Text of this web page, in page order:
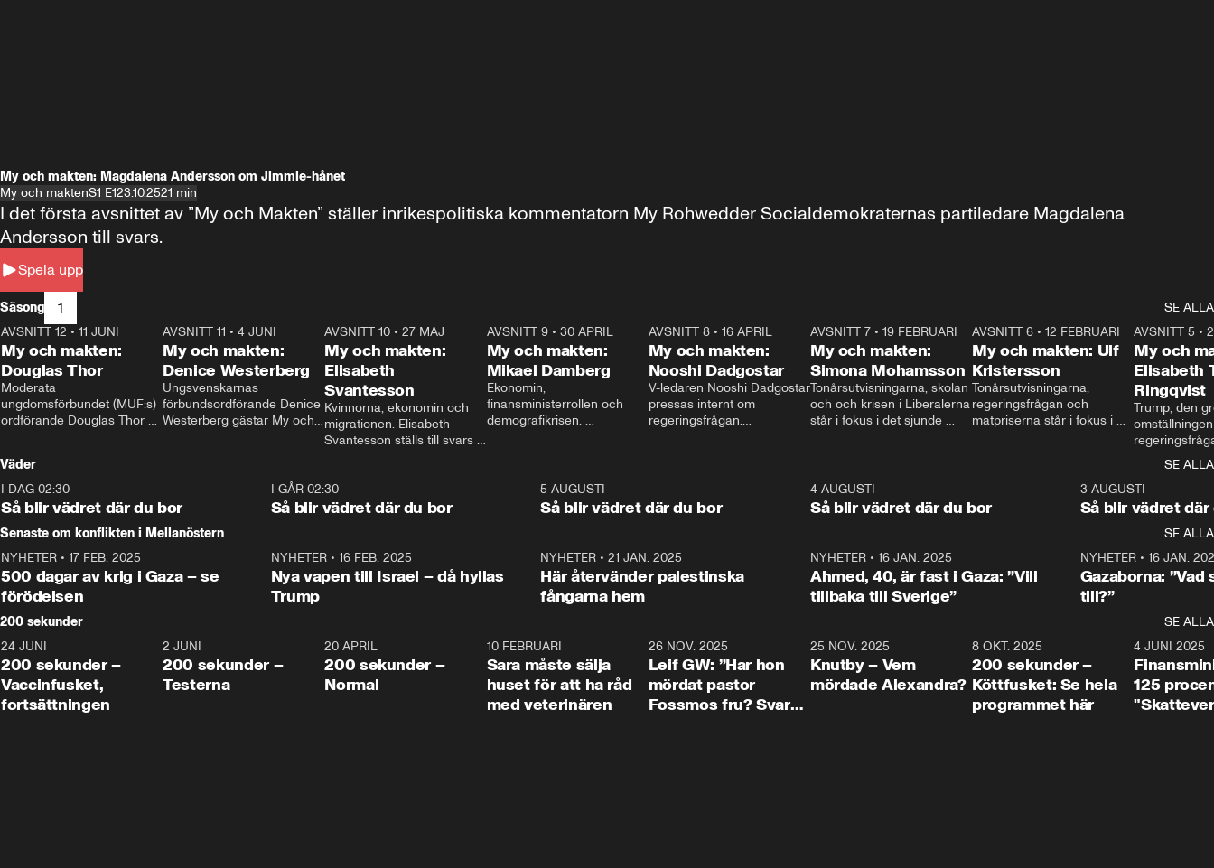
My och makten: Magdalena Andersson om Jimmie-hånet
My och maktenS1 E123.10.2521 min
Spela upp
I det första avsnittet av ”My och Makten” ställer inrikespolitiska kommentatorn My Rohwedder Socialdemokraternas partiledare Magdalena
Andersson till svars.
Säsong 1
SE ALLA
26:27
AVSNITT 12 • 11 JUNI
My och makten:
Douglas Thor
Moderata
ungdomsförbundet (MUF:s)
ordförande Douglas Thor
tonårsutvisningarna och hur
Moderaterna ska locka
väljare till valet i höst.
23:40
AVSNITT 11 •4 JUNI
My och makten:
Denice Westerberg
Ungsvenskarnas
förbundsordförande Denice
Westerberg gästar My och
AVSNITT 10 •27 MAJ
My och makten:
Elisabeth
Svantesson
Kvinnorna, ekonomin och
migrationen. Elisabeth
Svantesson ställs till svars
AVSNITT 9• 30 APRIL
My och makten:
Mikael Damberg
Ekonomin,
finansministerrollen och
demografikrisen.
och Makten.
AVSNITT 8• 16 APRIL
My och makten:
Nooshi Dadgostar
V-ledaren Nooshi Dadgostar
pressas internt om
regeringsfrågan.
– Vi ställer upp i val. Ska vi
vara med så sitter vi förstås
24:30
AVSNITT 7• 19 FEBRUARI
My och makten:
Simona Mohamsson
Tonårsutvisningarna, skolan
och och krisen i Liberalerna
står i fokus i det sjunde
kommentator My
Rohwedder ställer
utbildnings- och
Mohamsson till svars.
27:30
AVSNITT 6 •12 FEBRUARI
My och makten: Ulf
Kristersson
Tonårsutvisningarna,
regeringsfrågan och
matpriserna står i fokus i
Rohwedder ställer
statsminister Ulf Kristersson
AVSNITT 5 •
My och
Elisabeth
Ringqvist
Trump, den
centrum i
avsnittet av
Makten”. Se
Aftonbladets
Rohwedder
Thand Ring
Väder
SE ALLA
I DAG 02:30
Så blir vädret där du bor
1:06
I GÅR 02:30
Så blir vädret där du bor
5 AUGUSTI
Så blir vädret där du bor
4 AUGUSTI
Så blir vädret där du bor
3 AUGUSTI
Så blir vädret där
Senaste om konflikten i Mellanöstern
SE ALLA
NYHETER • 17 FEB. 2025
500 dagar av krig i Gaza – se
förödelsen
NYHETER• 16 FEB. 2025
Nya vapen till Israel – då hyllas
Trump
NYHETER •21 JAN. 2025
Här återvänder palestinska
fångarna hem
NYHETER• 16 JAN. 2025
Ahmed, 40, är fast i Gaza: ”Vill
tillbaka till Sverige”
NYHETER• 16 JAN.
Gazaborna:
till?”
200 sekunder
SE ALLA
5:00
24 JUNI
200 sekunder –
Vaccinfusket,
fortsättningen
4:23
2 JUNI
200 sekunder –
Testerna
20 APRIL
200 sekunder –
Normal
10 FEBRUARI
Sara måste sälja
huset för att ha råd
med veterinären
26 NOV. 2025
Leif GW: ”Har hon
mördat pastor
Fossmos fru? Svar
31:05
25 NOV. 2025
Knutby – Vem
mördade Alexandra?
4:29
8 OKT. 2025
200 sekunder –
Köttfusket: Se hela
programmet här
4 JUNI 2025
125